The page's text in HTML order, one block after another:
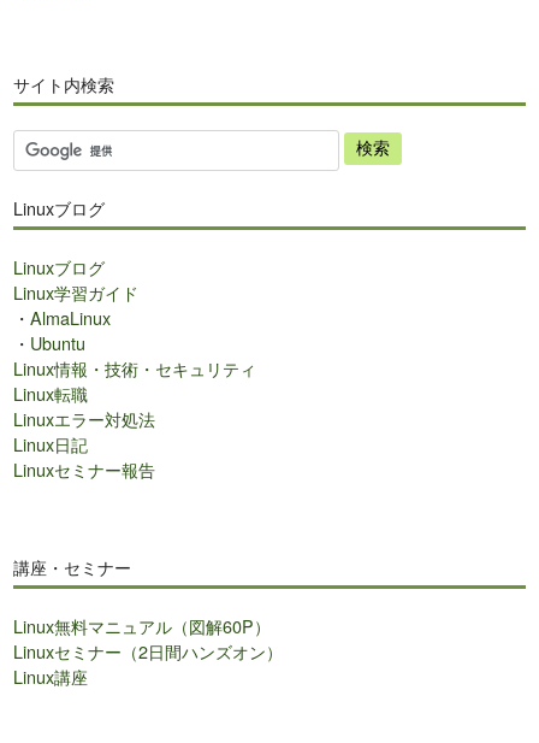
サイト内検索
サ
イ
内
索
Linuxブログ
Linuxブログ
Linux学習ガイド
・AlmaLinux
・ Ubuntu
Linux情報・技術・セキュリティ
Linux転職
Linuxエラー対処法
Linux日記
Linuxセミナー報告
講座・セミナー
Linux無料マニュアル（図解60P）
Linuxセミナー（2日間ハンズオン）
Linux講座